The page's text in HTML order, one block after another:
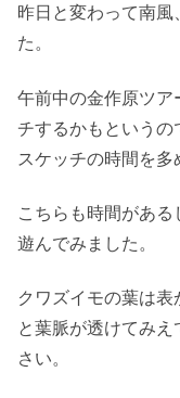
昨日と変わって南
た。
午前中の金作原ツア
チするかもというの
スケッチの時間を多
こちらも時間があ
遊んでみました。
クワズイモの葉は
と葉脈が透けてみ
さい。